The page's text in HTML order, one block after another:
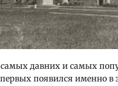
давних и самых
появился именно